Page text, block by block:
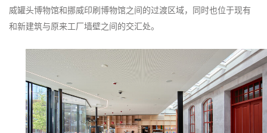
威罐头博物馆和挪威印刷博物馆之间的过渡区域，同时也位于现有
和新建筑与原来工厂墙壁之间的交汇处。